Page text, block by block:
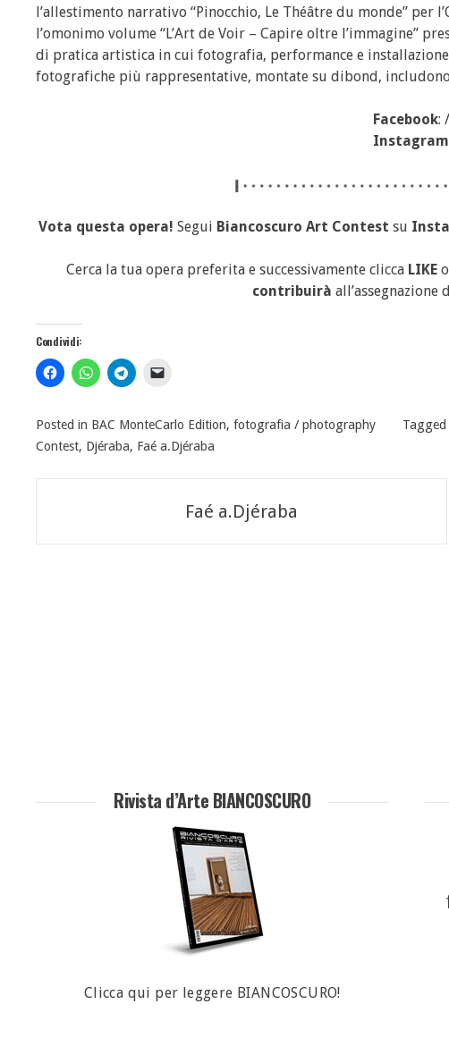
l’allestimento narrativo “Pinocchio, Le Théâtre du monde” per
l’omonimo volume “L’Art de Voir – Capire oltre l’immagine”
di pratica artistica in cui fotografia, performance e
fotografiche più rappresentative, montate su dibond, includono
Facebook:
Instagram
Vota questa opera! Segui Biancoscuro Art Contest su
Cerca la tua opera preferita e successivamente clicca LIKEo
contribuirà
Condividi:
Posted in BAC MonteCarlo Edition, fotografia / photography Tagged
Contest, Djéraba, Faé a.Djéraba
articoli
Faé a.Djéraba
Rivista d’Arte BIANCOSCURO
Clicca qui per leggere BIANCOSCURO!